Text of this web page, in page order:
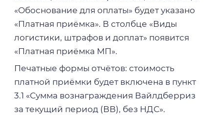
«Обоснование для оплаты» будет указано
«Платная приёмка». В столбце «Виды
логистики, штрафов и доплат» появится
«Платная приёмка МП».
Печатные формы отчётов: стоимость
платной приёмки будет включена в пункт
3.1 «Сумма вознаграждения Вайлдберриз
за текущий период (ВВ), без НДС».